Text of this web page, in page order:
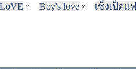
» Boy's love» เซ็งเป็ด